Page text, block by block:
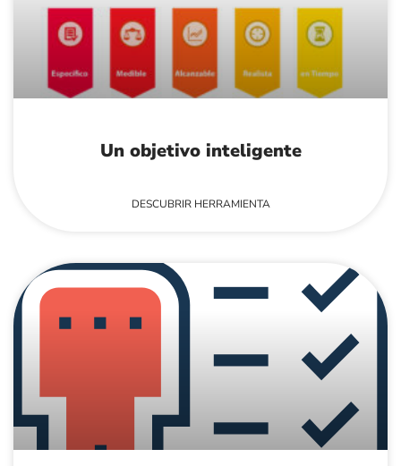
Un objetivo inteligente
DESCUBRIR HERRAMIENTA